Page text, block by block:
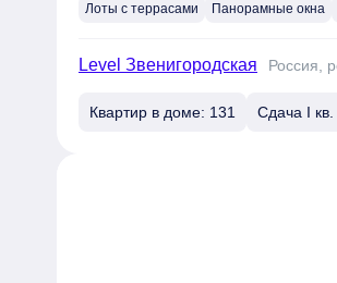
Лоты с террасами Панорамные окна
Level Звенигородская Россия,
Квартир в доме: 131 Сдача I